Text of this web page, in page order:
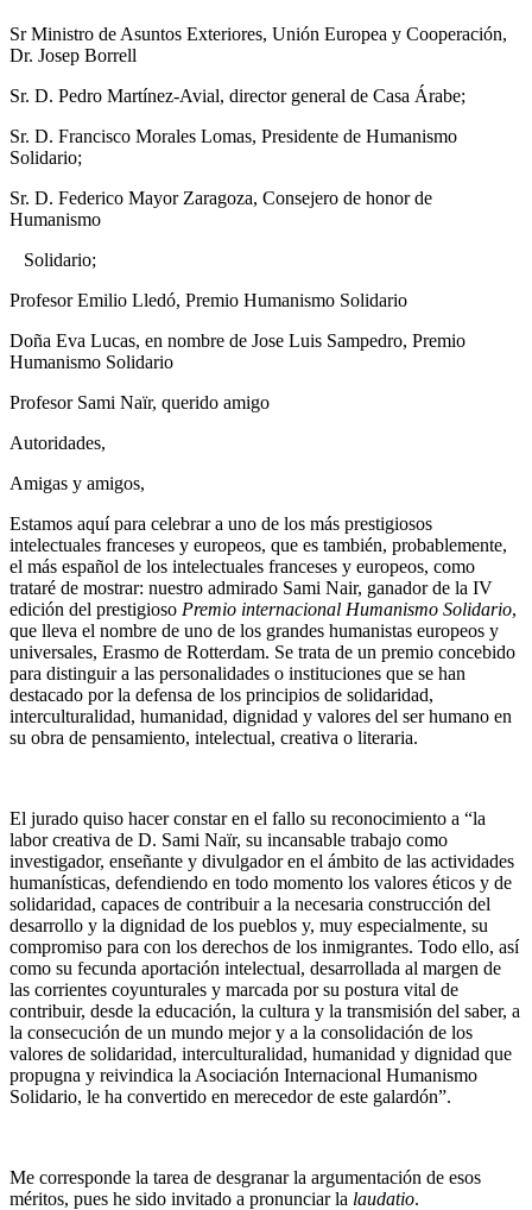
Sr Ministro de Asuntos Exteriores, Unión Europea y Cooperación,
Dr. Josep Borrell
Sr. D. Pedro Martínez-Avial, director general de Casa Árabe;
Sr. D. Francisco Morales Lomas, Presidente de Humanismo
Solidario;
Sr. D. Federico Mayor Zaragoza, Consejero de honor de
Humanismo
Solidario;
Profesor Emilio Lledó, Premio Humanismo Solidario
Doña Eva Lucas, en nombre de Jose Luis Sampedro, Premio
Humanismo Solidario
Profesor Sami Naïr, querido amigo
Autoridades,
Amigas y amigos,
Estamos aquí para celebrar a uno de los más prestigiosos
intelectuales franceses y europeos, que es también, probablemente,
el más español de los intelectuales franceses y europeos, como
trataré de mostrar: nuestro admirado Sami Nair, ganador de la IV
edición del prestigioso Premio internacional Humanismo Solidario,
que lleva el nombre de uno de los grandes humanistas europeos y
universales, Erasmo de Rotterdam. Se trata de un premio concebido
para distinguir a las personalidades o instituciones que se han
destacado por la defensa de los principios de solidaridad,
interculturalidad, humanidad, dignidad y valores del ser humano en
su obra de pensamiento, intelectual, creativa o literaria.
El jurado quiso hacer constar en el fallo su reconocimiento a “la
labor creativa de D. Sami Naïr, su incansable trabajo como
investigador, enseñante y divulgador en el ámbito de las actividades
humanísticas, defendiendo en todo momento los valores éticos y de
solidaridad, capaces de contribuir a la necesaria construcción del
desarrollo y la dignidad de los pueblos y, muy especialmente, su
compromiso para con los derechos de los inmigrantes. Todo ello, así
como su fecunda aportación intelectual, desarrollada al margen de
las corrientes coyunturales y marcada por su postura vital de
contribuir, desde la educación, la cultura y la transmisión del saber, a
la consecución de un mundo mejor y a la consolidación de los
valores de solidaridad, interculturalidad, humanidad y dignidad que
propugna y reivindica la Asociación Internacional Humanismo
Solidario, le ha convertido en merecedor de este galardón”.
Me corresponde la tarea de desgranar la argumentación de esos
méritos, pues he sido invitado a pronunciar la laudatio.